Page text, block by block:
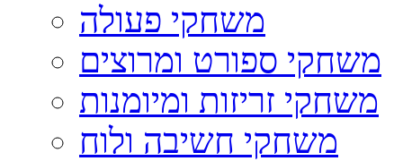
משחקי פעולה
משחקי ספורט ומרוצים
משחקי זריזות ומיומנות
משחקי חשיבה ולוח